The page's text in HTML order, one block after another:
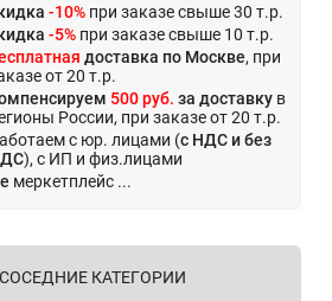
-10% при заказе свыше 30 т.р.
-5% при заказе свыше 10 т.р.
доставка по Москве, при
от 20 т.р.
500 руб. за доставку в
России, при заказе от 20 т.р.
с юр. лицами (с НДС и без
), с ИП и физ.лицами
меркетплейс ...
СОСЕДНИЕ КАТЕГОРИИ